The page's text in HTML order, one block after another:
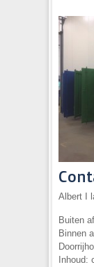
Albert I
Buiten
Binnen
Inhoud: